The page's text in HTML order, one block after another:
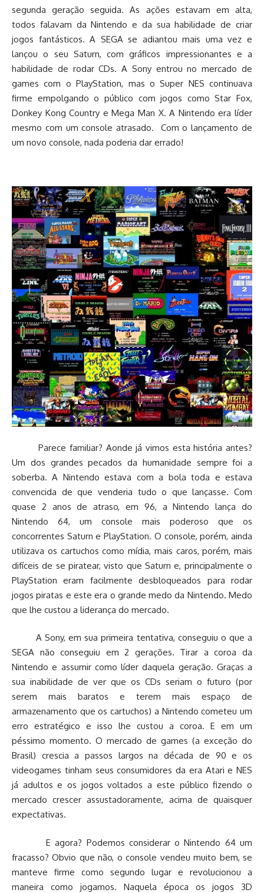
segunda geração seguida. As ações estavam em alta,
todos falavam da Nintendo e da sua habilidade de criar
jogos fantásticos. A SEGA se adiantou mais uma vez e
lançou o seu Saturn, com gráficos impressionantes e a
habilidade de rodar CDs. A Sony entrou no mercado de
games com o PlayStation, mas o Super NES continuava
firme empolgando o público com jogos como Star Fox,
Donkey Kong Country e Mega Man X. A Nintendo era líder
mesmo com um console atrasado. Com o lançamento de
um novo console, nada poderia dar errado!
Parece familiar? Aonde já vimos esta história antes?
Um dos grandes pecados da humanidade sempre foi a
soberba. A Nintendo estava com a bola toda e estava
convencida de que venderia tudo o que lançasse. Com
quase 2 anos de atraso, em 96, a Nintendo lança do
Nintendo 64, um console mais poderoso que os
concorrentes Saturn e PlayStation. O console, porém, ainda
utilizava os cartuchos como mídia, mais caros, porém, mais
difíceis de se piratear, visto que Saturn e, principalmente o
PlayStation eram facilmente desbloqueados para rodar
jogos piratas e este era o grande medo da Nintendo. Medo
que lhe custou a liderança do mercado.
A Sony, em sua primeira tentativa, conseguiu o que a
SEGA não conseguiu em 2 gerações. Tirar a coroa da
Nintendo e assumir como líder daquela geração. Graças a
sua inabilidade de ver que os CDs seriam o futuro (por
serem mais baratos e terem mais espaço de
armazenamento que os cartuchos) a Nintendo cometeu um
erro estratégico e isso lhe custou a coroa. E em um
péssimo momento. O mercado de games (a exceção do
Brasil) crescia a passos largos na década de 90 e os
videogames tinham seus consumidores da era Atari e NES
já adultos e os jogos voltados a este público fizendo o
mercado crescer assustadoramente, acima de quaisquer
expectativas.
E agora? Podemos considerar o Nintendo 64 um
fracasso? Obvio que não, o console vendeu muito bem, se
manteve firme como segundo lugar e revolucionou a
maneira como jogamos. Naquela época os jogos 3D